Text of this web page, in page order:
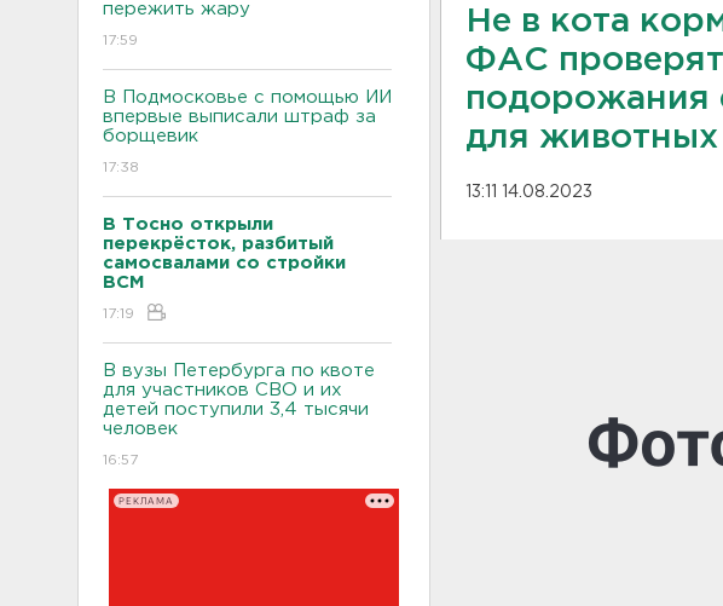
пережить жару
17:59
В Подмосковье с помощью ИИ
впервые выписали штраф за
борщевик
17:38
В Тосно открыли
перекрёсток, разбитый
самосвалами со стройки
ВСМ
17:19
В вузы Петербурга по квоте
для участников СВО и их
детей поступили 3,4 тысячи
человек
16:57
РЕКЛАМА
Не в кота
ФАС
подорожания
для животных
13:11 14.08.2023